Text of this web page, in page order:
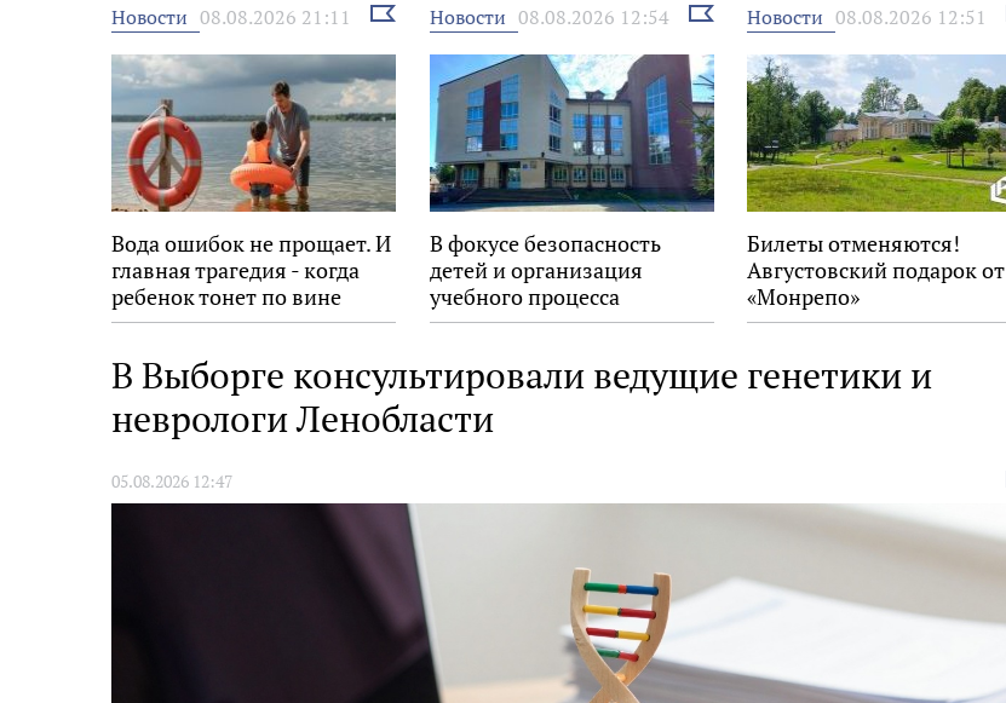
Новости 08.08.2026 21:11
Выбрать
новость
Вода ошибок не прощает. И
главная трагедия - когда
ребенок тонет по вине
взрослых
Новости 08.08.2026 12:54
Выбрать
новость
В фокусе безопасность
детей и организация
учебного процесса
Новости 08.08.2026 12:51
Билеты отменяются!
Августовский подарок от
«Монрепо»
В Выборге консультировали ведущие генетики и
неврологи Ленобласти
05.08.2026 12:47